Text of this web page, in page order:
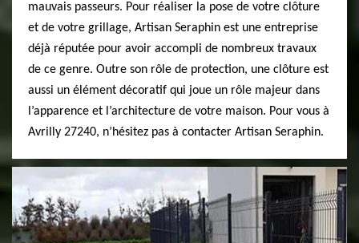
mauvais passeurs. Pour réaliser la pose de votre clôture
et de votre grillage, Artisan Seraphin est une entreprise
déjà réputée pour avoir accompli de nombreux travaux
de ce genre. Outre son rôle de protection, une clôture est
aussi un élément décoratif qui joue un rôle majeur dans
l’apparence et l’architecture de votre maison. Pour vous à
Avrilly 27240, n’hésitez pas à contacter Artisan Seraphin.